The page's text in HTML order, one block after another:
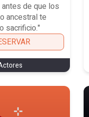
antes de que los
ancestral te
sacrificio."